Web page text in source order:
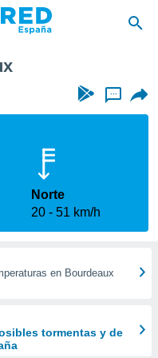
...
Norte
20
51 km/h
en Bourdeaux
tormentas y de